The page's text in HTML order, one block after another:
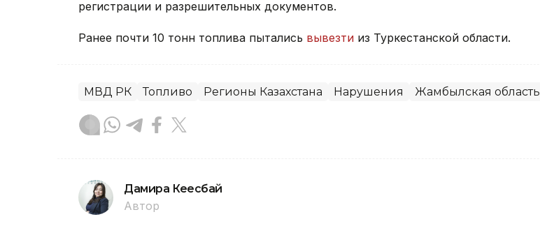
регистрации и разрешительных документов.
Ранее почти 10 тонн топлива пытались вывезти из Туркестанской области.
МВД РК Топливо Регионы Казахстана Нарушения Жамбылская область
Дамира Кеңесбай
Автор